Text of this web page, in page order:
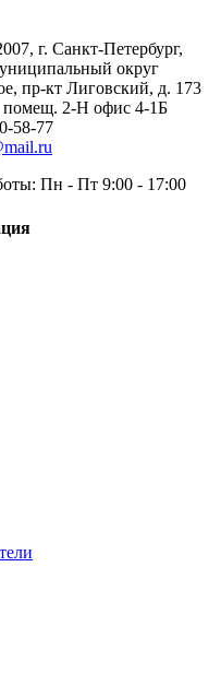
г. Санкт-Петербург,
округ
пр-кт Лиговский, д. 173
помещ. 2-Н офис 4-1Б
58-77
Пн - Пт 9:00 - 17:00